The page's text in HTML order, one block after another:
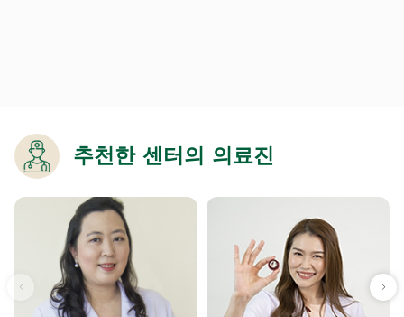
추천한 센터의 의료진